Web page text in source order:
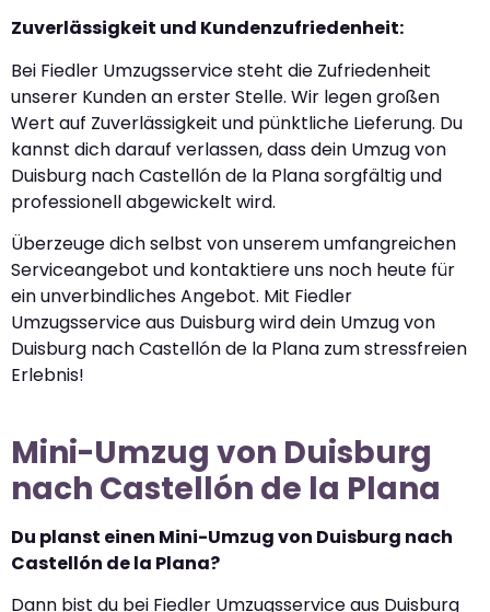
Zuverlässigkeit und Kundenzufriedenheit:
Bei Fiedler Umzugsservice steht die Zufriedenheit
unserer Kunden an erster Stelle. Wir legen großen
Wert auf Zuverlässigkeit und pünktliche Lieferung. Du
kannst dich darauf verlassen, dass dein Umzug von
Duisburg nach Castellón de la Plana sorgfältig und
professionell abgewickelt wird.
Überzeuge dich selbst von unserem umfangreichen
Serviceangebot und kontaktiere uns noch heute für
ein unverbindliches Angebot. Mit Fiedler
Umzugsservice aus Duisburg wird dein Umzug von
Duisburg nach Castellón de la Plana zum stressfreien
Erlebnis!
Mini-Umzug von Duisburg
nach Castellón de la Plana
Du planst einen Mini-Umzug von Duisburg nach
Castellón de la Plana?
Dann bist du bei Fiedler Umzugsservice aus Duisburg